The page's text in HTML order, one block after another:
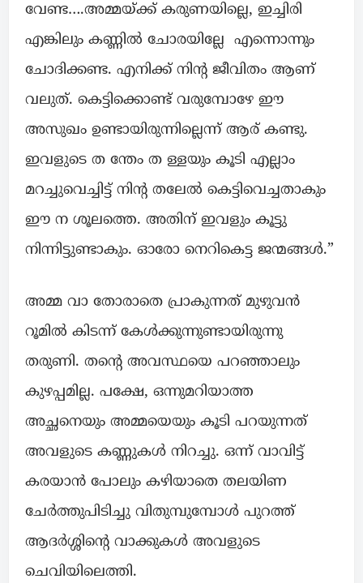
വേണ്ട….അമ്മയ്ക്ക് കരുണയില്ലെ, ഇച്ചിരി
എങ്കിലും കണ്ണിൽ ചോരയില്ലേ എന്നൊന്നും
ചോദിക്കണ്ട. എനിക്ക് നിന്റ ജീവിതം ആണ്
വലുത്. കെട്ടിക്കൊണ്ട് വരുമ്പോഴേ ഈ
അസുഖം ഉണ്ടായിരുന്നില്ലെന്ന് ആര് കണ്ടു.
ഇവളുടെ ത ന്തേം ത ള്ളയും കൂടി എല്ലാം
മറച്ചുവെച്ചിട്ട് നിന്റ തലേൽ കെട്ടിവെച്ചതാകും
ഈ ന ശൂലത്തെ. അതിന് ഇവളും കൂട്ടു
നിന്നിട്ടുണ്ടാകും. ഓരോ നെറികെട്ട ജന്മങ്ങൾ.”
അമ്മ വാ തോരാതെ പ്രാകുന്നത് മുഴുവൻ
റൂമിൽ കിടന്ന് കേൾക്കുന്നുണ്ടായിരുന്നു
തരുണി. തന്റെ അവസ്ഥയെ പറഞ്ഞാലും
കുഴപ്പമില്ല. പക്ഷേ, ഒന്നുമറിയാത്ത
അച്ഛനെയും അമ്മയെയും കൂടി പറയുന്നത്
അവളുടെ കണ്ണുകൾ നിറച്ചു. ഒന്ന് വാവിട്ട്
കരയാൻ പോലും കഴിയാതെ തലയിണ
ചേർത്തുപിടിച്ചു വിതുമ്പുമ്പോൾ പുറത്ത്
ആദർശ്ശിന്റെ വാക്കുകൾ അവളുടെ
ചെവിയിലെത്തി.